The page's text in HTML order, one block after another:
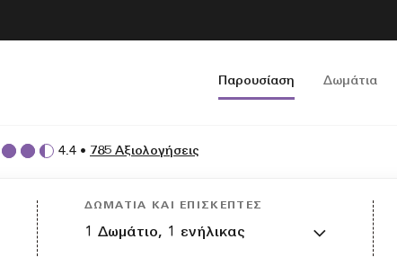
Παρουσίαση Δωμάτια
4.4 • 785 Αξιολογήσεις
ΔΩΜΆΤΙΑ ΚΑΙ ΕΠΙΣΚΈΠΤΕΣ
1 Δωμάτιο, 1 ενήλικας